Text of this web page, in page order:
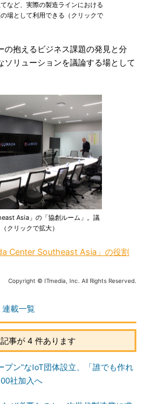
など、実際の製造ラインにおける
場として利用できる（クリックで
抱えるビジネス課題の発見と分
ソリューションを議論する場として
Asia」の「協創ルーム」。議
クリックで拡大）
Center Southeast Asia」の役割
Copyright © ITmedia, Inc. All Rights Reserved.
載一覧
事が 4 件あります
プン”なIoT団体設立、「誰でも作れ
社加入へ